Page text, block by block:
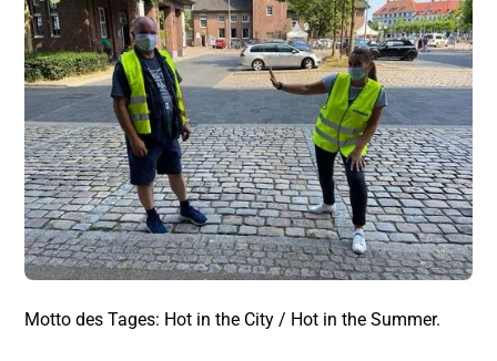
Motto des Tages: Hot in the City / Hot in the Summer.